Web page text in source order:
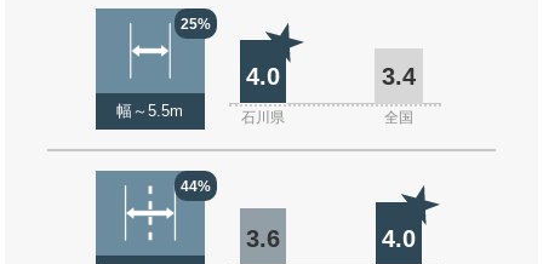
25%
幅～5.5m
4.0 3.4
石川県 全国
44%
3.6 4.0